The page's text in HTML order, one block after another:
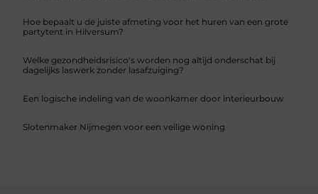
Hoe bepaalt u de juiste afmeting voor het huren van een grote
partytent in Hilversum?
Welke gezondheidsrisico's worden nog altijd onderschat bij
dagelijks laswerk zonder lasafzuiging?
Een logische indeling van de woonkamer door interieurbouw
Slotenmaker Nijmegen voor een veilige woning